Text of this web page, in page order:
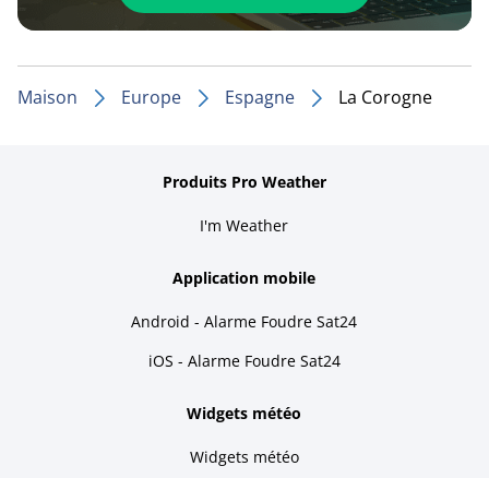
Maison Europe Espagne La Corogne
Produits Pro Weather
I'm Weather
Application mobile
Android - Alarme Foudre Sat24
iOS - Alarme Foudre Sat24
Widgets météo
Widgets météo